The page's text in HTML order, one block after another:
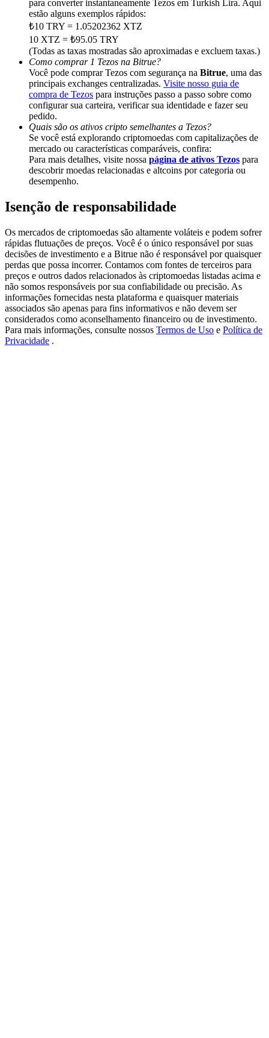
Share 500000 CASHCAT prize pool
Exclusive for BitMart Users
Register & Trade to Win 500,000 USDT
Precious Metals Trading Carnival
Trade Gold & Silver · 33,333 USDT Bonus
USDT New User Exclusive 10% APR
New Listing Futures Fest
Trade New Futures, Win 200,000 USDT
Crypto World Cup 2026: Grand Finale
para converter instantaneamente Tezos em Turkish Lira. Aqui
estão alguns exemplos rápidos:
₺10 TRY = 1.05202362 XTZ
10 XTZ = ₺95.05 TRY
(Todas as taxas mostradas são aproximadas e excluem taxas.)
Como comprar 1 Tezos na Bitrue?
Você pode comprar Tezos com segurança na Bitrue, uma das
principais exchanges centralizadas. Visite nosso guia de
compra de Tezos para instruções passo a passo sobre como
configurar sua carteira, verificar sua identidade e fazer seu
pedido.
Quais são os ativos cripto semelhantes a Tezos?
Se você está explorando criptomoedas com capitalizações de
mercado ou características comparáveis, confira:
Para mais detalhes, visite nossa página de ativos Tezos para
descobrir moedas relacionadas e altcoins por categoria ou
desempenho.
Isenção de responsabilidade
Os mercados de criptomoedas são altamente voláteis e podem sofrer
rápidas flutuações de preços. Você é o único responsável por suas
decisões de investimento e a Bitrue não é responsável por quaisquer
perdas que possa incorrer. Contamos com fontes de terceiros para
preços e outros dados relacionados às criptomoedas listadas acima e
não somos responsáveis por sua confiabilidade ou precisão. As
informações fornecidas nesta plataforma e quaisquer materiais
associados são apenas para fins informativos e não devem ser
considerados como aconselhamento financeiro ou de investimento.
Para mais informações, consulte nossos Termos de Uso e Política de
Privacidade .